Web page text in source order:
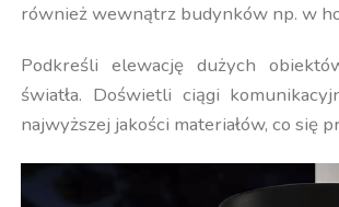
również wewnątrz budynków np. w
Podkreśli elewację dużych
światła. Doświetli ciągi
najwyższej jakości materiałów, co się